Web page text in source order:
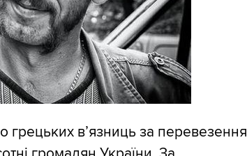
грецьких в’язниць за перевезення